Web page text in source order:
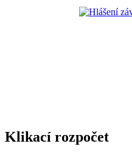
Klikací rozpočet